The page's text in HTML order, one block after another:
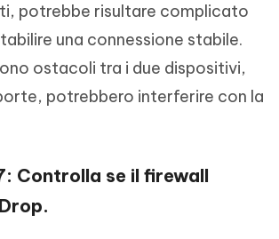
potrebbe risultare complicato
una connessione stabile.
ostacoli tra i due dispositivi,
potrebbero interferire con la
Controlla se il firewall